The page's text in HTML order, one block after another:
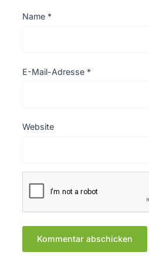
Name *
E-Mail-Adresse *
Website